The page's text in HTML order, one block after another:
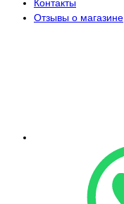
Контакты
Отзывы о магазине